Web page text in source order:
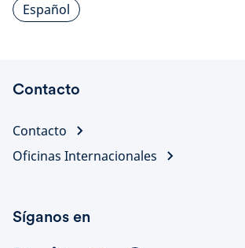
Español
Contacto
Contacto
Oficinas Internacionales
Síganos en